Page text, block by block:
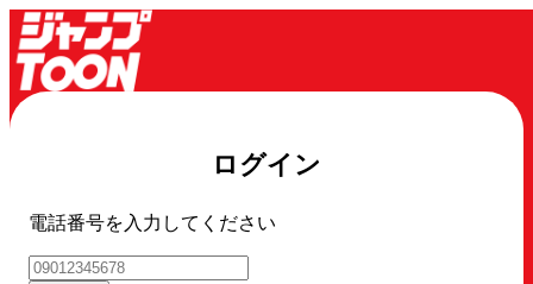
ログイン
電話番号を入力してください